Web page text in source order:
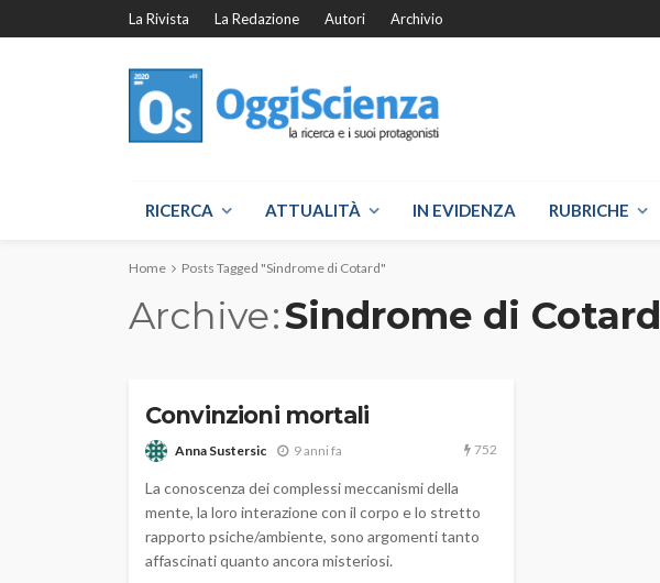
La Rivista La Redazione Autori Archivio
RICERCA ATTUALITÀ IN EVIDENZA RUBRICHE
Home Posts Tagged "Sindrome di Cotard"
Archive Sindrome di Cotard
Convinzioni mortali
Anna Sustersic 9 anni fa 752
La conoscenza dei complessi meccanismi della
mente, la loro interazione con il corpo e lo stretto
rapporto psiche/ambiente, sono argomenti tanto
affascinati quanto ancora misteriosi.